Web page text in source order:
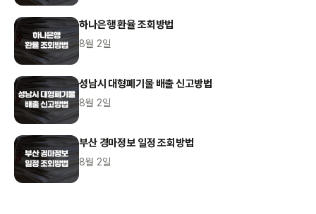
하나은행 환율 조회방법
8월 2일
성남시 대형폐기물 배출 신고방법
8월 2일
부산 경마정보 일정 조회방법
8월 2일